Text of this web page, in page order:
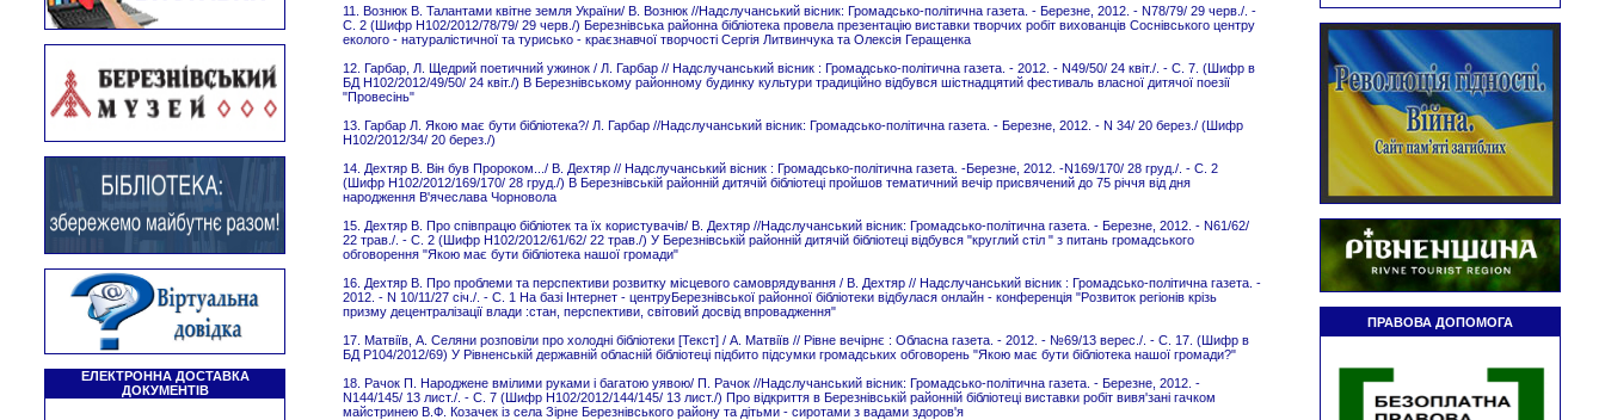
ЕЛЕКТРОННА ДОСТАВКА
ДОКУМЕНТІВ
11. Вознюк В. Талантами квітне земля України/ В. Вознюк //Надслучанський вісник: Громадсько-політична газета. - Березне, 2012. - N78/79/ 29 черв./. -
C. 2 (Шифр Н102/2012/78/79/ 29 черв./) Березнівська районна бібліотека провела презентацію виставки творчих робіт вихованців Соснівського центру
еколого - натуралістичної та турисько - краєзнавчої творчості Сергія Литвинчука та Олексія Геращенка
12. Гарбар, Л. Щедрий поетичний ужинок / Л. Гарбар // Надслучанський вісник : Громадсько-політична газета. - 2012. - N49/50/ 24 квіт./. - С. 7. (Шифр в
БД Н102/2012/49/50/ 24 квіт./) В Березнівському районному будинку культури традиційно відбувся шістнадцятий фестиваль власної дитячої поезії
"Провесінь"
13. Гарбар Л. Якою має бути бібліотека?/ Л. Гарбар //Надслучанський вісник: Громадсько-політична газета. - Березне, 2012. - N 34/ 20 берез./ (Шифр
Н102/2012/34/ 20 берез./)
14. Дехтяр В. Він був Пророком.../ В. Дехтяр // Надслучанський вісник : Громадсько-політична газета. -Березне, 2012. -N169/170/ 28 груд./. - C. 2
(Шифр Н102/2012/169/170/ 28 груд./) В Березнівській районній дитячій бібліотеці пройшов тематичний вечір присвячений до 75 річчя від дня
народження В'ячеслава Чорновола
15. Дехтяр В. Про співпрацю бібліотек та їх користувачів/ В. Дехтяр //Надслучанський вісник: Громадсько-політична газета. - Березне, 2012. - N61/62/
22 трав./. - C. 2 (Шифр Н102/2012/61/62/ 22 трав./) У Березнівській районній дитячій бібліотеці відбувся "круглий стіл " з питань громадського
обговорення "Якою має бути бібліотека нашої громади"
16. Дехтяр В. Про проблеми та перспективи розвитку місцевого самоврядування / В. Дехтяр // Надслучанський вісник : Громадсько-політична газета. -
2012. - N 10/11/27 січ./. - С. 1 На базі Інтернет - центруБерезнівської районної бібліотеки відбулася онлайн - конференція "Розвиток регіонів крізь
призму децентралізації влади :стан, перспективи, світовий досвід впровадження"
17. Матвіїв, А. Селяни розповіли про холодні бібліотеки [Текст] / А. Матвіїв // Рівне вечірнє : Обласна газета. - 2012. - №69/13 верес./. - С. 17. (Шифр в
БД Р104/2012/69) У Рівненській державній обласній бібліотеці підбито підсумки громадських обговорень "Якою має бути бібліотека нашої громади?"
18. Рачок П. Народжене вмілими руками і багатою уявою/ П. Рачок //Надслучанський вісник: Громадсько-політична газета. - Березне, 2012. -
N144/145/ 13 лист./. - C. 7 (Шифр Н102/2012/144/145/ 13 лист./) Про відкриття в Березнівській районній бібліотеці виставки робіт вивя'зані гачком
майстринею В.Ф. Козачек із села Зірне Березнівського району та дітьми - сиротами з вадами здоров'я
«Молодіжна столиця Європи -
м.Тромсе (Норвегія)»
Абонемент
13.08.2026
Літературний екскурс:
«Зачинатель історичного
роману – Вальтер Скотт»
Юнацький абонемент
16.08.2026
Літературна сторінка:
«Калинова Україна Зої Дідич»
Юнацький абонемент
Літературні читання:
«Я вам сказати мушу»
Абонемент
Творче дозвілля:
«Жовто-синій колір свободи»
Юнацький абонемент
ПРАВОВА ДОПОМОГА